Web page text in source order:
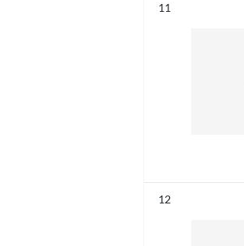
11
12